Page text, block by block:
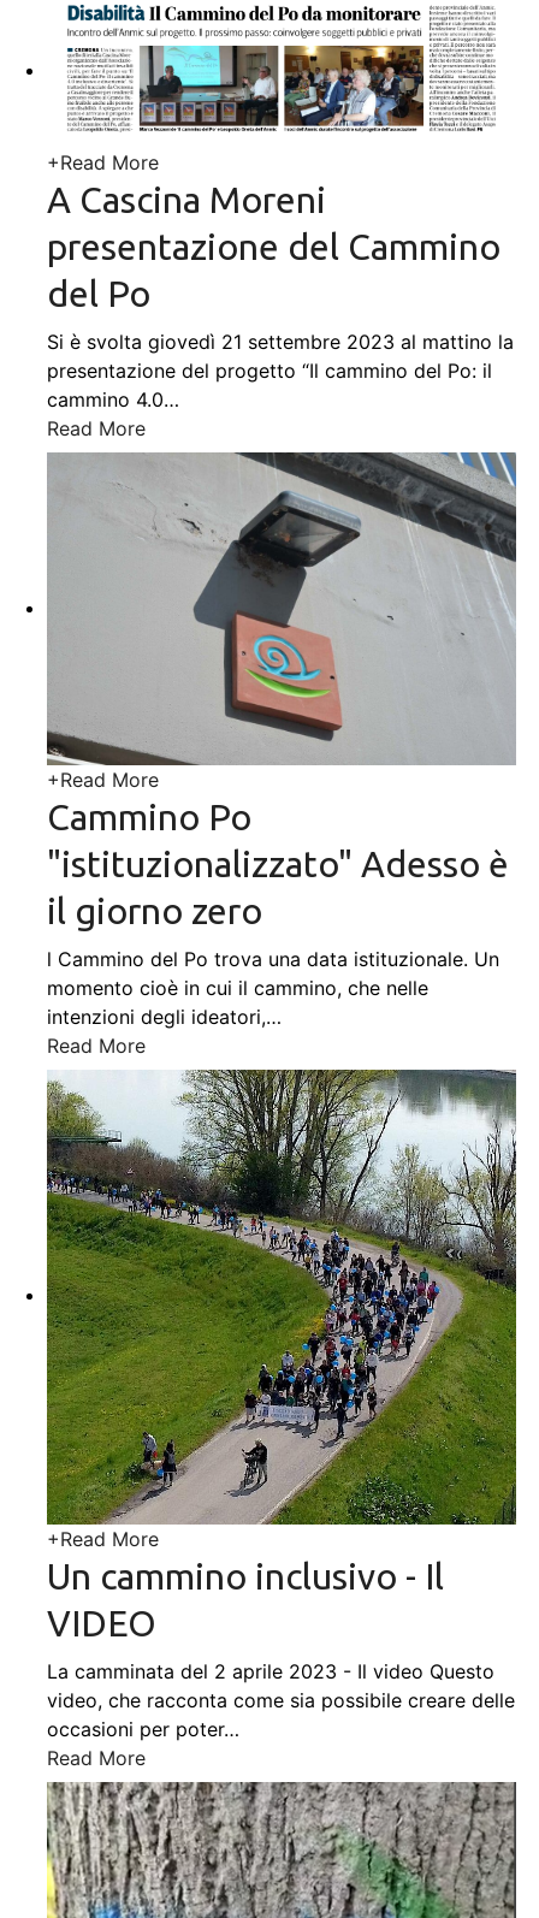
+Read More
A Cascina Moreni
presentazione del Cammino
del Po
Si è svolta giovedì 21 settembre 2023 al mattino la
presentazione del progetto “Il cammino del Po: il
cammino 4.0…
Read More
+Read More
Cammino Po
"istituzionalizzato" Adesso è
il giorno zero
l Cammino del Po trova una data istituzionale. Un
momento cioè in cui il cammino, che nelle
intenzioni degli ideatori,…
Read More
+Read More
Un cammino inclusivo - Il
VIDEO
La camminata del 2 aprile 2023 - Il video Questo
video, che racconta come sia possibile creare delle
occasioni per poter…
Read More